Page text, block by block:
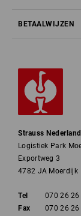
BETAALWIJZEN
Strauss
Logistiek Park
Exportweg 3
4782 JA Moerdijk
Tel
070 26 26
Fax
070 26 26